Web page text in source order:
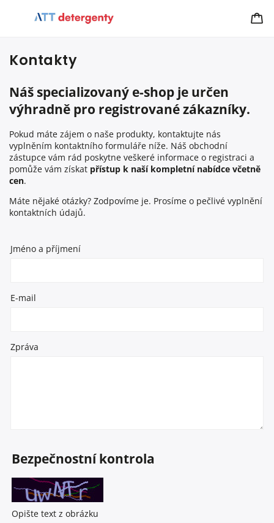
Kontakty
Náš specializovaný e-shop je určen
výhradně pro registrované zákazníky.
Pokud máte zájem o naše produkty, kontaktujte nás
vyplněním kontaktního formuláře níže. Náš obchodní
zástupce vám rád poskytne veškeré informace o registraci a
pomůže vám získat přístup k naší kompletní nabídce včetně
cen.
Máte nějaké otázky? Zodpovíme je. Prosíme o pečlivé vyplnění
kontaktních údajů.
Jméno a příjmení
E-mail
Zpráva
Bezpečnostní kontrola
Opište text z obrázku